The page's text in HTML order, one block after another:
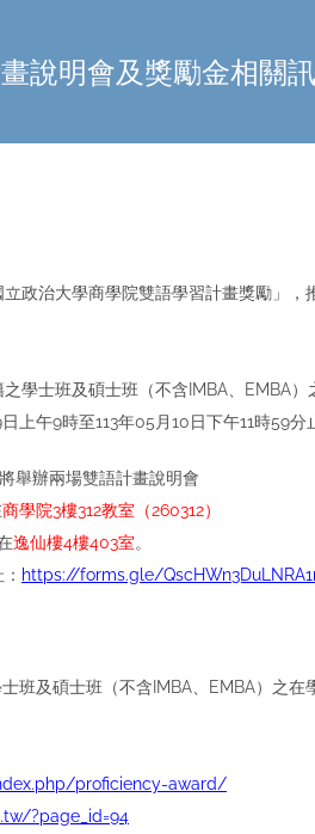
說明會及獎勵金相關
政治大學商學院雙語學習計畫獎勵」
學士班及碩士班（不含IMBA、EMBA）
上午9時至113年05月10日下午11時59
舉辦兩場雙語計畫說明會
商學院3樓312教室（260312）
逸仙樓4樓403室。
https://forms.gle/
班及碩士班（不含IMBA、EMBA）之在
proficiency-award/
?page_id=94